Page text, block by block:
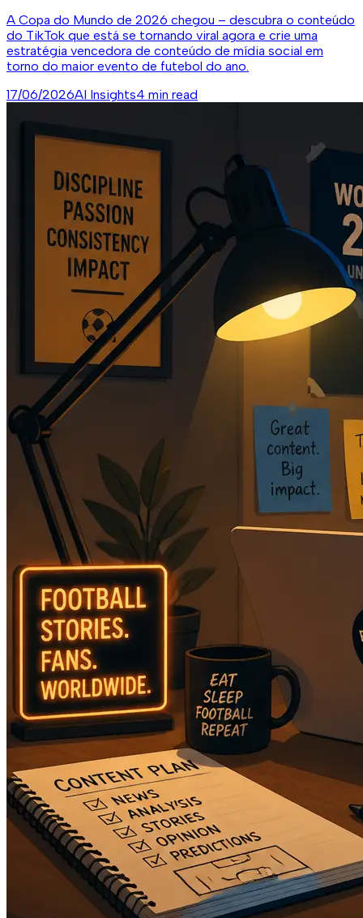
A Copa do Mundo de 2026 chegou – descubra o conteúdo
do TikTok que está se tornando viral agora e crie uma
estratégia vencedora de conteúdo de mídia social em
torno do maior evento de futebol do ano.
17/06/2026AI Insights4 min read